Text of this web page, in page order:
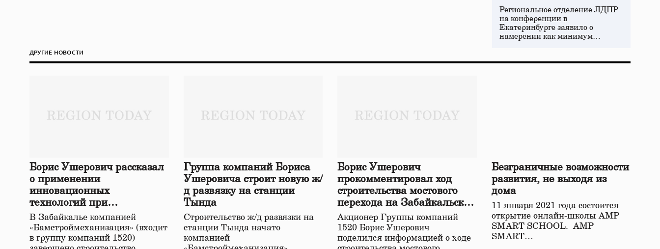
Региональное отделение ЛДПР
на конференции в
Екатеринбурге заявило о
намерении как минимум…
ДРУГИЕ НОВОСТИ
Борис Ушерович рассказал
о применении
инновационных
технологий при
строительстве нового моста
в Забайкалье
В Забайкалье компанией
«Бамстроймеханизация» (входит
в группу компаний 1520)
Группа компаний Бориса
Ушеровича строит новую ж/
д развязку на станции
Тында
Строительство ж/д развязки на
станции Тында начато
компанией
Борис Ушерович
прокомментировал ход
строительства мостового
перехода на Забайкальской
железной дороге
Акционер Группы компаний
1520 Борис Ушерович
поделился информацией о ходе
Безграничные возможности
развития, не выходя из
дома
11 января 2021 года состоится
открытие онлайн-школы АМР
SMART SCHOOL. АМР
SMART…